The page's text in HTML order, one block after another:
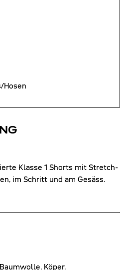
Klasse 1 Shorts mit Stretch-
im Schritt und am Gesäss.
Köper,
Hosen